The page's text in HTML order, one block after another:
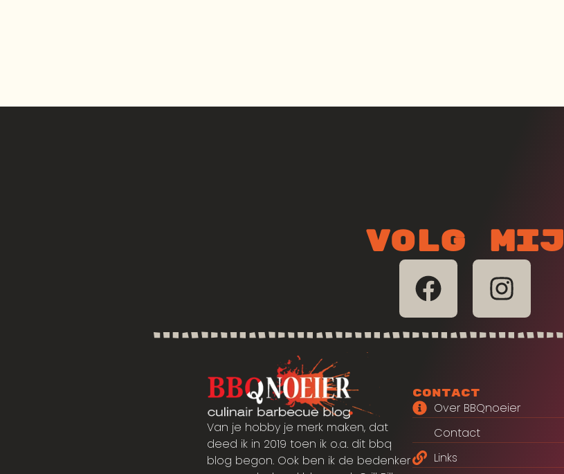
Volg mij
Van je hobby je merk maken, dat
deed ik in 2019 toen ik o.a. dit bbq
blog begon. Ook ben ik de bedenker
Contact
Over BBQnoeier
Contact
Links